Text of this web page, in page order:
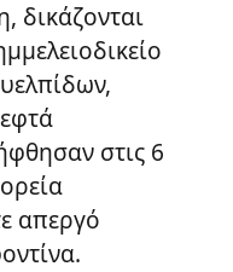
δικάζονται
στις 6
απεργό